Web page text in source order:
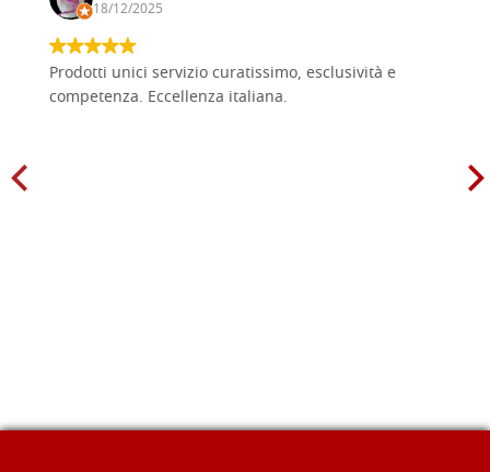
18/12/2025
Prodotti unici servizio curatissimo, esclusività e
competenza. Eccellenza italiana.